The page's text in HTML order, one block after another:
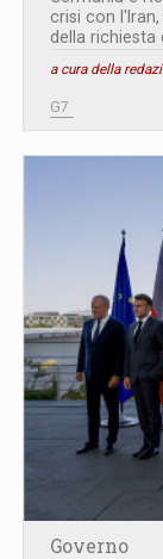
crisi con
della richiesta
a cura della
G7
Governo